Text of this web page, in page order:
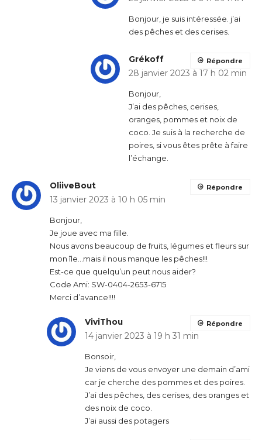
Bonjour, je suis intéressée. j’ai
des pêches et des cerises.
Grékoff
28 janvier 2023 à 17 h 02 min
Bonjour,
J’ai des pêches, cerises,
oranges, pommes et noix de
coco. Je suis à la recherche de
poires, si vous êtes prête à faire
l’échange.
Répondre
OliiveBout
13 janvier 2023 à 10 h 05 min
Bonjour,
Je joue avec ma fille.
Nous avons beaucoup de fruits, légumes et fleurs sur
mon île…mais il nous manque les pêches!!!
Est-ce que quelqu’un peut nous aider?
Code Ami: SW-0404-2653-6715
Merci d’avance!!!!
Répondre
ViviThou
14 janvier 2023 à 19 h 31 min
Bonsoir,
Je viens de vous envoyer une demain d’ami
car je cherche des pommes et des poires.
J’ai des pêches, des cerises, des oranges et
des noix de coco.
J’ai aussi des potagers
Répondre